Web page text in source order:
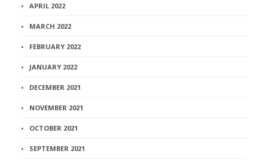
APRIL 2022
MARCH 2022
FEBRUARY 2022
JANUARY 2022
DECEMBER 2021
NOVEMBER 2021
OCTOBER 2021
SEPTEMBER 2021